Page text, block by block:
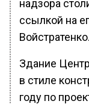
надзора
ссылкой на
Войстратенко.
Здание
в стиле
году по